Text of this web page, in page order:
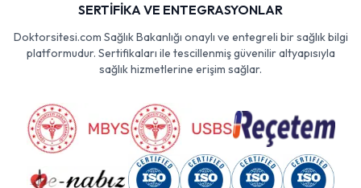
SERTİFİKA VE ENTEGRASYONLAR
Doktorsitesi.com Sağlık Bakanlığı onaylı ve entegreli bir sağlık bilgi
platformudur. Sertifikaları ile tescillenmiş güvenilir altyapısıyla
sağlık hizmetlerine erişim sağlar.